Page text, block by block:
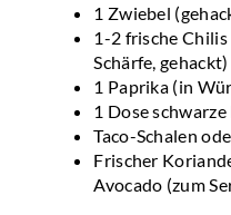
1 Zwiebel
1-2 frische
Schärfe, gehackt)
1 Paprika (in
1 Dose
Taco-Schalen
Frischer
Avocado (zum